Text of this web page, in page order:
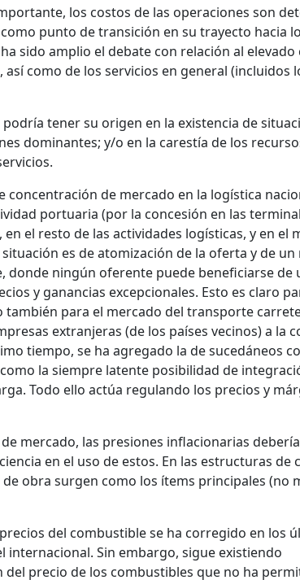
los costos de las operaciones son
punto de transición en su trayecto hacia
sido amplio el debate con relación al elevado
como de los servicios en general (incluidos
tener su origen en la existencia de
dominantes; y/o en la carestía de los
concentración de mercado en la logística
portuaria (por la concesión en las
el resto de las actividades logísticas, y en el
es de atomización de la oferta y de un
donde ningún oferente puede beneficiarse de
y ganancias excepcionales. Esto es claro
también para el mercado del transporte
extranjeras (de los países vecinos) a la
tiempo, se ha agregado la de sucedáneos
la siempre latente posibilidad de
Todo ello actúa regulando los precios y
mercado, las presiones inflacionarias
en el uso de estos. En las estructuras de
obra surgen como los ítems principales (no
del combustible se ha corregido en los
internacional. Sin embargo, sigue existiendo
precio de los combustibles que no ha